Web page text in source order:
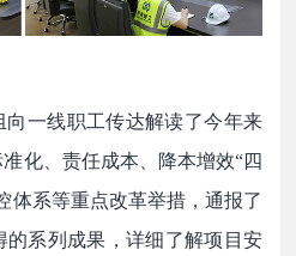
向一线职工传达解读了今年来
化、责任成本、降本增效“四
体系等重点改革举措，通报了
的系列成果，详细了解项目 安